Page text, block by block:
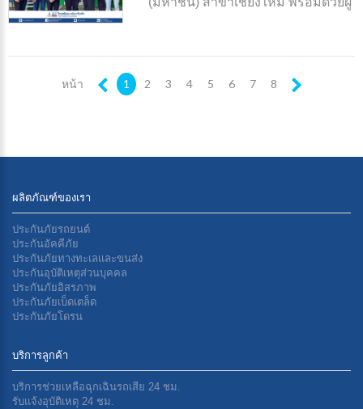
แทนบริษัทฯ มอบเงินค่าสินไหมฯให้
ประสบภัยนายอนุพันธ์ กันเพชร์ เป็น
หน้า 1 2 3 4 5 6 7 8
ผลิตภัณฑ์ของเรา
ประกันภัยรถยนต์
ประกันอัคคีภัย
ประกันภัยทางทะเลเเละขนส่ง
ประกันอุบัติเหตุส่วนบุคคล
ประกันภัยอิสรภาพ
ประกันภัยเบ็ดเตล็ด
ประกันภัยโดรน
บริการลูกค้า
บริการช่วยเหลือฉุกเฉินรถเสีย 24 ชม.
รับแจ้งอุบัติเหตุ 24 ชม.